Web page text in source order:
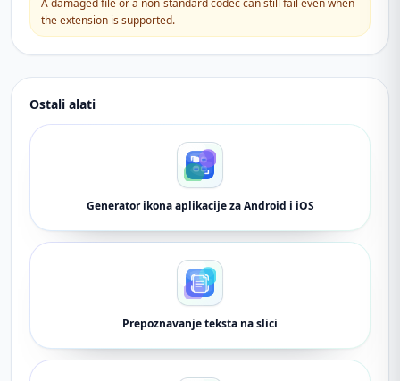
A damaged file or a non-standard codec can still fail even when
the extension is supported.
Ostali alati
Generator ikona aplikacije za Android i iOS
Prepoznavanje teksta na slici